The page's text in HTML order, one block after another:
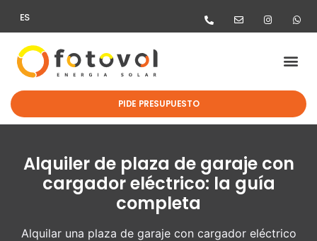
ES
PIDE PRESUPUESTO
Alquiler de plaza de garaje con
cargador eléctrico: la guía
completa
Alquilar una plaza de garaje con cargador eléctrico